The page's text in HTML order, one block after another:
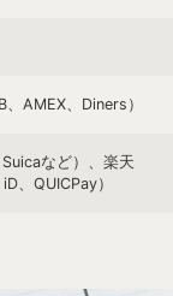
AMEX、Diners）
など）、楽天
、QUICPay）